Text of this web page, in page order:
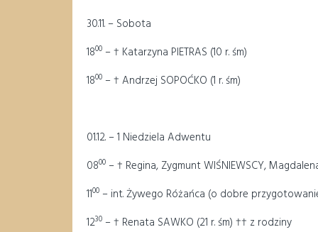
30.11. – Sobota
1800 – † Katarzyna PIETRAS (10 r. śm)
1800 – † Andrzej SOPOĆKO (1 r. śm)
01.12. – 1 Niedziela Adwentu
0800 – † Regina, Zygmunt WIŚNIEWSCY,
1100 – int. Żywego Różańca (o dobre
1230 – † Renata SAWKO (21 r. śm) †† z rodziny